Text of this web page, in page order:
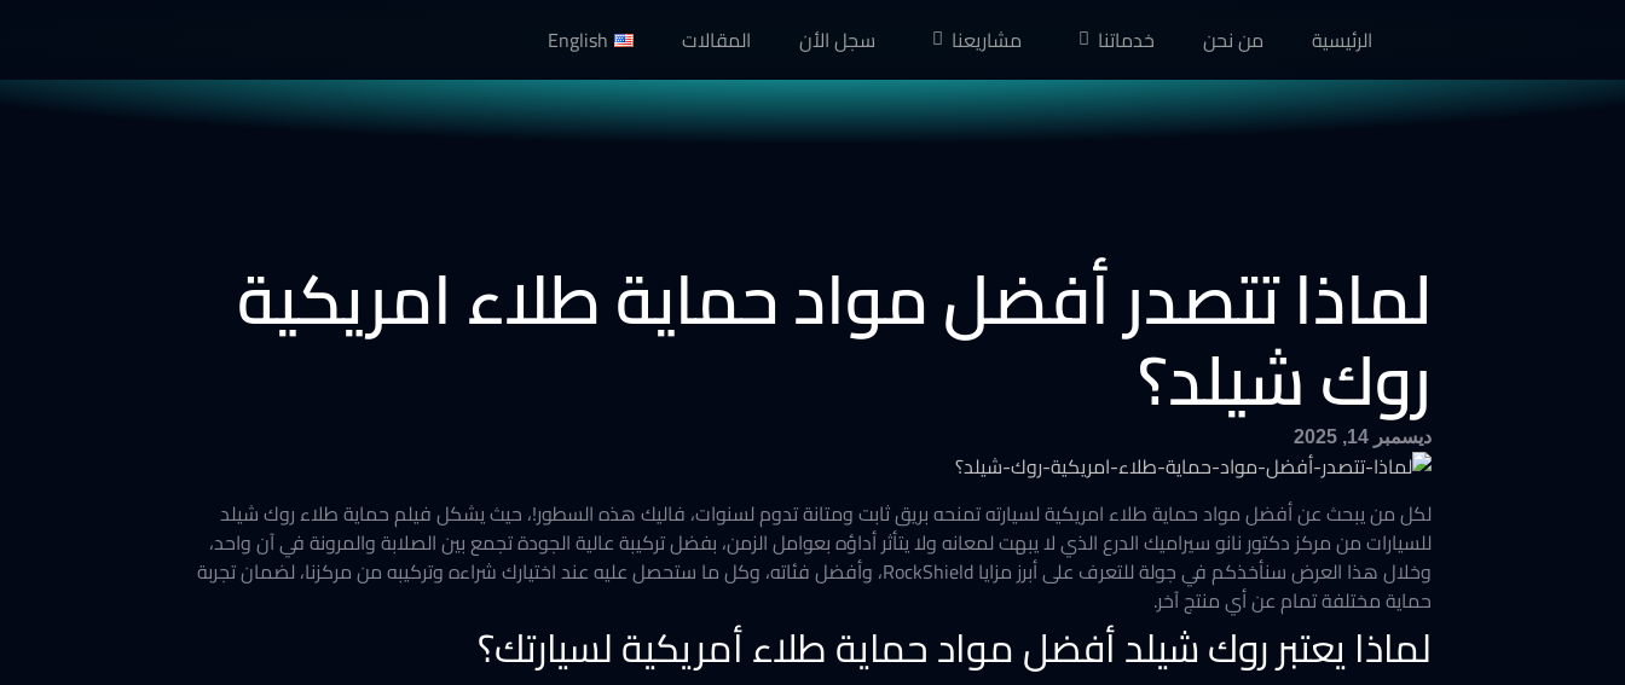
الرئيسية من نحن خدماتنا مشاريعنا سجل الأن المقالات English
لماذا تتصدر أفضل مواد حماية طلاء امريكية
روك شيلد؟
ديسمبر 14, 2025
لكل من يبحث عن أفضل مواد حماية طلاء امريكية لسيارته تمنحه بريق ثابت ومتانة تدوم لسنوات، فاليك هذه السطور!، حيث يشكل فيلم حماية طلاء روك شيلد
للسيارات من مركز دكتور نانو سيراميك الدرع الذي لا يبهت لمعانه ولا يتأثر أداؤه بعوامل الزمن، بفضل تركيبة عالية الجودة تجمع بين الصلابة والمرونة في آن واحد،
وخلال هذا العرض سنأخذكم في جولة للتعرف على أبرز مزايا RockShield، وأفضل فئاته، وكل ما ستحصل عليه عند اختيارك شراءه وتركيبه من مركزنا، لضمان تجربة
حماية مختلفة تمام عن أي منتج آخر.
لماذا يعتبر روك شيلد أفضل مواد حماية طلاء أمريكية لسيارتك؟